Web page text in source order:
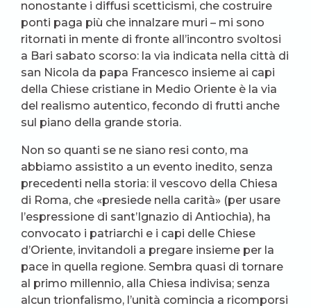
nonostante i diffusi scetticismi, che costruire
ponti paga più che innalzare muri – mi sono
ritornati in mente di fronte all’incontro svoltosi
a Bari sabato scorso: la via indicata nella città di
san Nicola da papa Francesco insieme ai capi
della Chiese cristiane in Medio Oriente è la via
del realismo autentico, fecondo di frutti anche
sul piano della grande storia.
Non so quanti se ne siano resi conto, ma
abbiamo assistito a un evento inedito, senza
precedenti nella storia: il vescovo della Chiesa
di Roma, che «presiede nella carità» (per usare
l’espressione di sant’Ignazio di Antiochia), ha
convocato i patriarchi e i capi delle Chiese
d’Oriente, invitandoli a pregare insieme per la
pace in quella regione. Sembra quasi di tornare
al primo millennio, alla Chiesa indivisa; senza
alcun trionfalismo, l’unità comincia a ricomporsi